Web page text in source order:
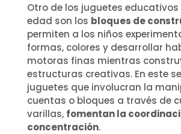
Otro de los juguetes educativos
edad son los bloques de
permiten a los niños
formas, colores y desarrollar
motoras finas mientras
estructuras creativas. En este
juguetes que involucran la
cuentas o bloques a través de
varillas, fomentan la
concentración.